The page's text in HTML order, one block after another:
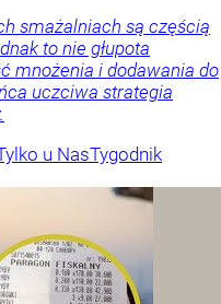
smażalniach są częścią
to nie głupota
mnożenia i dodawania do
uczciwa strategia
u NasTygodnik